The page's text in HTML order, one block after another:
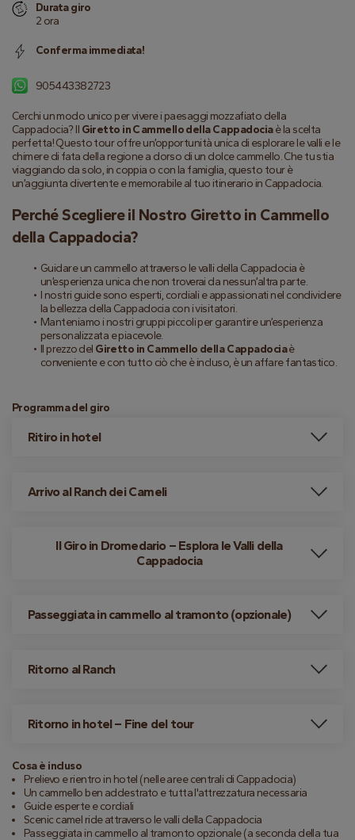
Cerchi un modo unico per vivere i paesaggi mozzafiato della
Cappadocia? Il Giretto in Cammello della Cappadocia è la scelta
perfetta! Questo tour offre un’opportunità unica di esplorare le valli e le
chimere di fata della regione a dorso di un dolce cammello. Che tu stia
viaggiando da solo, in coppia o con la famiglia, questo tour è
un’aggiunta divertente e memorabile al tuo itinerario in Cappadocia.
Perché Scegliere il Nostro Giretto in Cammello
della Cappadocia?
Guidare un cammello attraverso le valli della Cappadocia è
un’esperienza unica che non troverai da nessun’altra parte.
I nostri guide sono esperti, cordiali e appassionati nel condividere
la bellezza della Cappadocia con i visitatori.
Manteniamo i nostri gruppi piccoli per garantire un’esperienza
personalizzata e piacevole.
Il prezzo del Giretto in Cammello della Cappadocia è
conveniente e con tutto ciò che è incluso, è un affare fantastico.
Programma del giro
Ritiro in hotel
Arrivo al Ranch dei Cameli
Il Giro in Dromedario – Esplora le Valli della
Cappadocia
Passeggiata in cammello al tramonto (opzionale)
Ritorno al Ranch
Ritorno in hotel – Fine del tour
Cosa è incluso
Prelievo e rientro in hotel (nelle aree centrali di Cappadocia)
Un cammello ben addestrato e tutta l'attrezzatura necessaria
Guide esperte e cordiali
Scenic camel ride attraverso le valli della Cappadocia
Passeggiata in cammello al tramonto opzionale (a seconda della tua
Durata giro
2 ora
Conferma immediata!
905443382723